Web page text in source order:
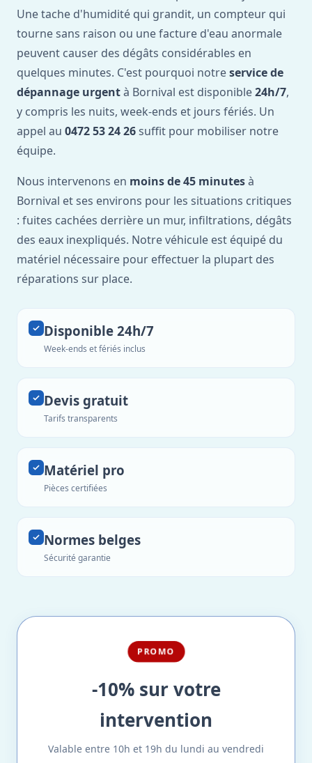
Une tache d'humidité qui grandit, un compteur qui
tourne sans raison ou une facture d'eau anormale
peuvent causer des dégâts considérables en
quelques minutes. C'est pourquoi notreservice de
dépannage urgentà Bornival est disponible24h/7,
y compris les nuits, week-ends et jours fériés. Un
appel au 0472 53 24 26 suffit pour mobiliser notre
équipe.
Nous intervenons en moins de 45 minutesà
Bornival et ses environs pour les situations critiques
: fuites cachées derrière un mur, infiltrations, dégâts
des eaux inexpliqués. Notre véhicule est équipé du
matériel nécessaire pour effectuer la plupart des
réparations sur place.
Disponible 24h/7
Week-ends et fériés inclus
Devis gratuit
Tarifs transparents
Matériel pro
Pièces certifiées
Normes belges
Sécurité garantie
PROMO
-10% sur votre
intervention
Valable entre 10h et 19h du lundi au vendredi